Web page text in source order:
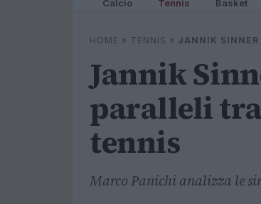
Calcio Tennis Basket
HOME » TENNIS » JANNIK SINNER
Jannik
paralleli
tennis
Marco Panichi analizza le